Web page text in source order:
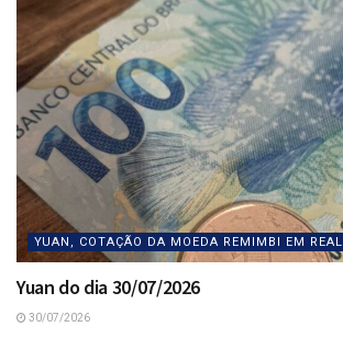
YUAN, COTAÇÃO DA MOEDA REMIMBI EM REAL
Yuan do dia 30/07/2026
30/07/2026